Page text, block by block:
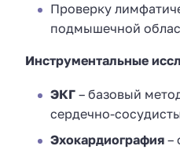
Проверку
подмышечной
Инструментальные
ЭКГ – базовый
сердечно-
Эхокардиография –